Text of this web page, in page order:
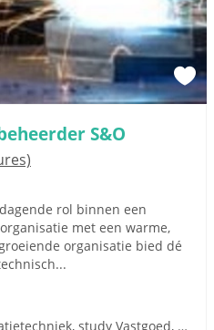
S&O
rol binnen een
met een warme,
organisatie bied dé
Elektrotechniek, Installatietechniek, study Vastgoed, Werktuigkundige, Techniek, W-Installaties